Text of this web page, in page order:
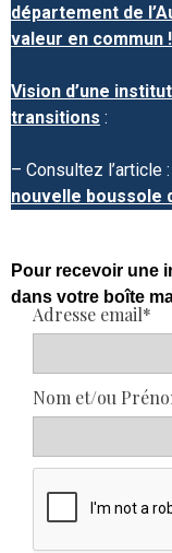
département de
valeur en commun !
Vision d’une
transitions :
– Consultez l’article :
nouvelle boussole
Pour recevoir une
dans votre boîte
Adresse email*
Nom et/ou